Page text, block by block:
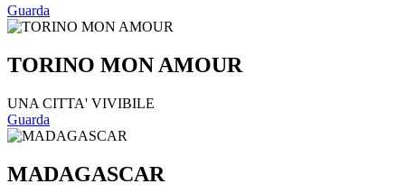
Guarda
TORINO MON AMOUR
UNA CITTA' VIVIBILE
Guarda
MADAGASCAR